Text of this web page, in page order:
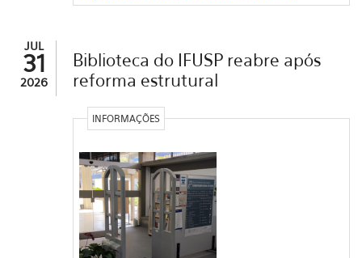
JUL
31
2026
Biblioteca do IFUSP reabre após
reforma estrutural
INFORMAÇÕES